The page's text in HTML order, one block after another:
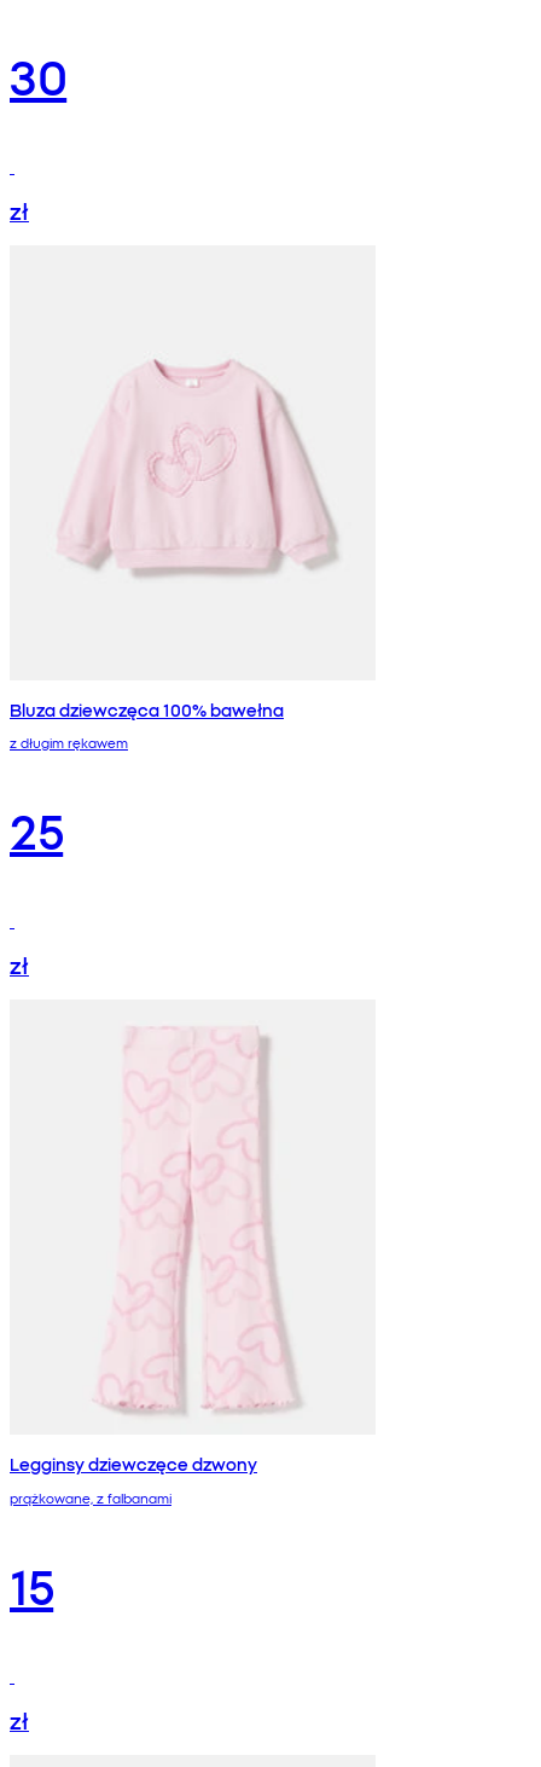
30
zł
Bluza dziewczęca 100% bawełna
z długim rękawem
25
zł
Legginsy dziewczęce dzwony
prążkowane, z falbanami
15
zł